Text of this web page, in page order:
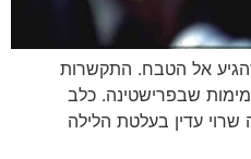
אל הטבח. התקשרות
שבפרישטינה. כלב
עדין בעלטת הלילה